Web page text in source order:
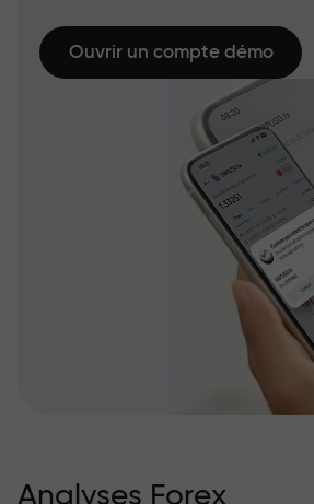
Ouvrir un compte démo
Analyses Forex